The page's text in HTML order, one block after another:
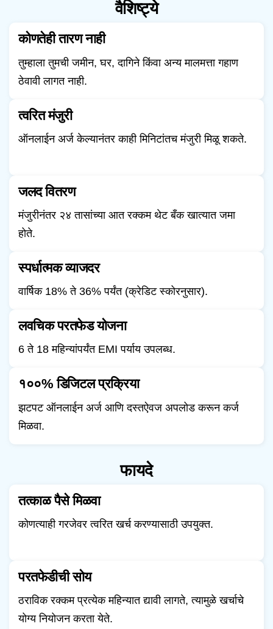
वैशिष्ट्ये
कोणतेही तारण नाही
तुम्हाला तुमची जमीन, घर, दागिने किंवा अन्य मालमत्ता गहाण
ठेवावी लागत नाही.
त्वरित मंजुरी
ऑनलाईन अर्ज केल्यानंतर काही मिनिटांतच मंजुरी मिळू शकते.
जलद वितरण
मंजुरीनंतर २४ तासांच्या आत रक्कम थेट बँक खात्यात जमा
होते.
स्पर्धात्मक व्याजदर
वार्षिक 18% ते 36% पर्यंत (क्रेडिट स्कोरनुसार).
लवचिक परतफेड योजना
6 ते 18 महिन्यांपर्यंत EMI पर्याय उपलब्ध.
१००% डिजिटल प्रक्रिया
झटपट ऑनलाईन अर्ज आणि दस्तऐवज अपलोड करून कर्ज
मिळवा.
फायदे
तत्काळ पैसे मिळवा
कोणत्याही गरजेवर त्वरित खर्च करण्यासाठी उपयुक्त.
परतफेडीची सोय
ठराविक रक्कम प्रत्येक महिन्यात द्यावी लागते, त्यामुळे खर्चाचे
योग्य नियोजन करता येते.